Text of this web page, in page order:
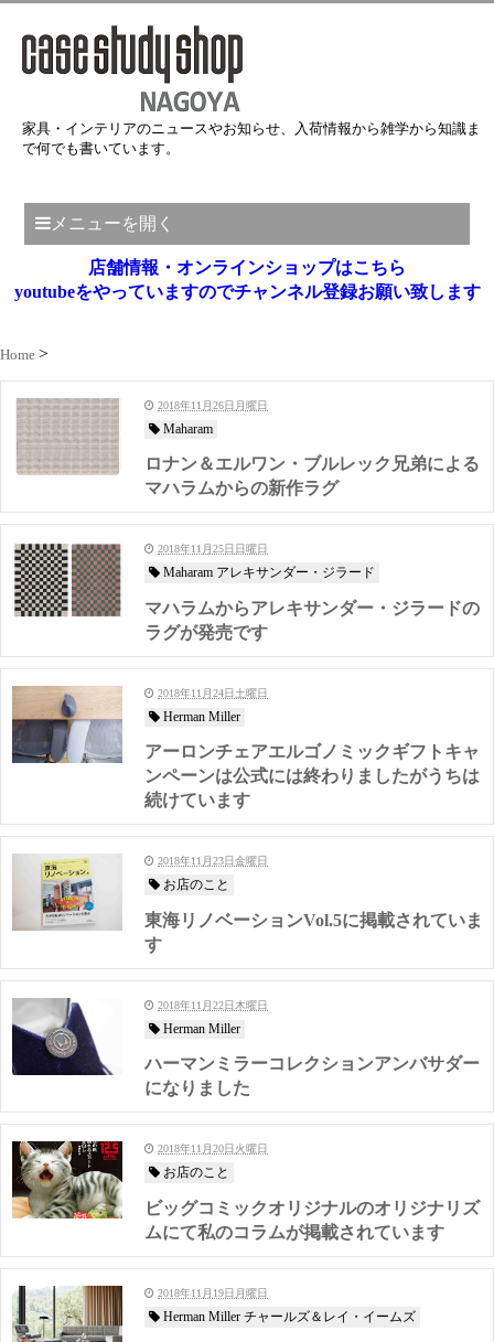
家具・インテリアのニュースやお知らせ、入荷情報から雑学から知識ま
で何でも書いています。
メニューを開く
店舗情報・オンラインショップはこちら
youtubeをやっていますのでチャンネル登録お願い致します
Home
2018年11月26日月曜日
Maharam
ロナン＆エルワン・ブルレック兄弟による
マハラムからの新作ラグ
2018年11月25日日曜日
Maharam アレキサンダー・ジラード
マハラムからアレキサンダー・ジラードの
ラグが発売です
2018年11月24日土曜日
Herman Miller
アーロンチェアエルゴノミックギフトキャ
ンペーンは公式には終わりましたがうちは
続けています
2018年11月23日金曜日
お店のこと
東海リノベーションVol.5に掲載されていま
す
2018年11月22日木曜日
Herman Miller
ハーマンミラーコレクションアンバサダー
になりました
2018年11月20日火曜日
お店のこと
ビッグコミックオリジナルのオリジナリズ
ムにて私のコラムが掲載されています
2018年11月19日月曜日
Herman Miller チャールズ＆レイ・イームズ